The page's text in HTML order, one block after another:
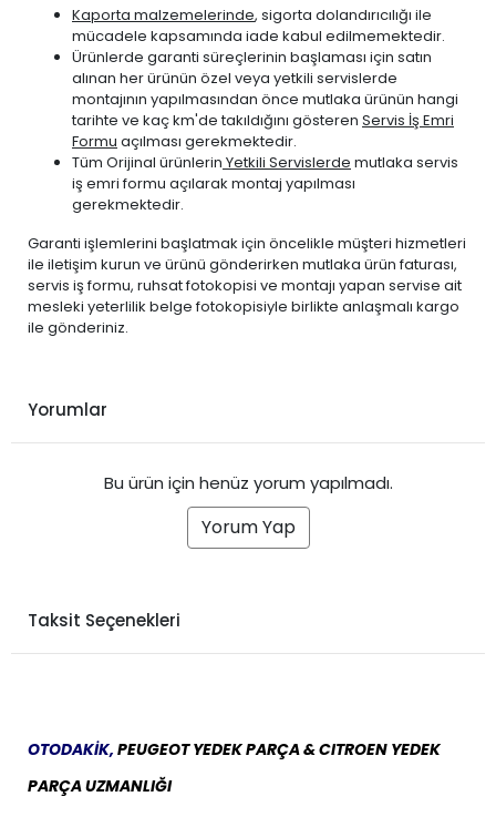
Kaporta malzemelerinde, sigorta dolandırıcılığı ile
mücadele kapsamında iade kabul edilmemektedir.
Ürünlerde garanti süreçlerinin başlaması için satın
alınan her ürünün özel veya yetkili servislerde
montajının yapılmasından önce mutlaka ürünün hangi
tarihte ve kaç km'de takıldığını gösteren Servis İş Emri
Formu açılması gerekmektedir.
Tüm Orijinal ürünlerin Yetkili Servislerde mutlaka servis
iş emri formu açılarak montaj yapılması
gerekmektedir.
Garanti işlemlerini başlatmak için öncelikle müşteri hizmetleri
ile iletişim kurun ve ürünü gönderirken mutlaka ürün faturası,
servis iş formu, ruhsat fotokopisi ve montajı yapan servise ait
mesleki yeterlilik belge fotokopisiyle birlikte anlaşmalı kargo
ile gönderiniz.
Yorumlar
Bu ürün için henüz yorum yapılmadı.
Yorum Yap
Taksit Seçenekleri
OTODAKİK, PEUGEOT YEDEK PARÇA & CITROEN YEDEK
PARÇA UZMANLIĞI